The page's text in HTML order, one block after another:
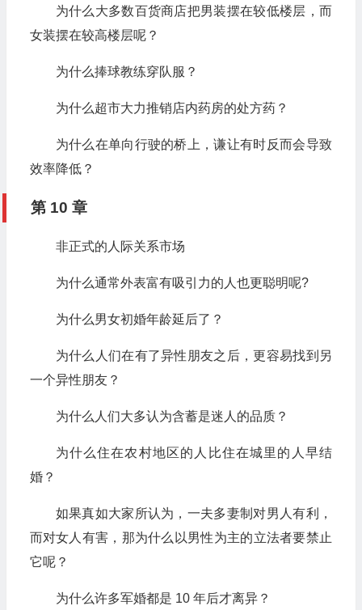
为什么大多数百货商店把男装摆在较低楼层，而
女装摆在较高楼层呢？
为什么捧球教练穿队服？
为什么超市大力推销店内药房的处方药？
为什么在单向行驶的桥上，谦让有时反而会导致
效率降低？
第 10 章
非正式的人际关系市场
为什么通常外表富有吸引力的人也更聪明呢?
为什么男女初婚年龄延后了？
为什么人们在有了异性朋友之后，更容易找到另
一个异性朋友？
为什么人们大多认为含蓄是迷人的品质？
为什么住在农村地区的人比住在城里的人早结
婚？
如果真如大家所认为，一夫多妻制对男人有利，
而对女人有害，那为什么以男性为主的立法者要禁止
它呢？
为什么许多军婚都是 10 年后才离异？